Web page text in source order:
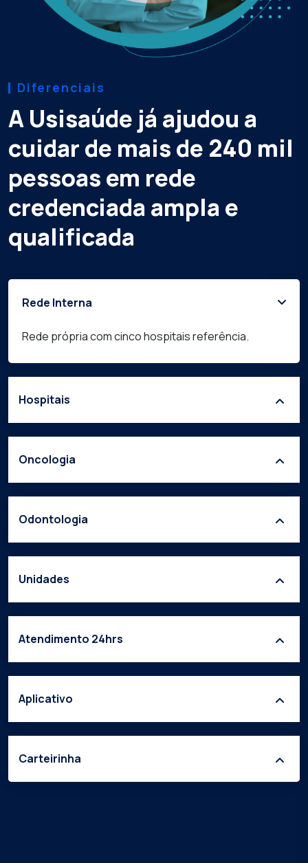
Diferenciais
A Usisaúde já ajudou a
cuidar de mais de 240 mil
pessoas em rede
credenciada ampla e
qualificada
Rede Interna
Rede própria com cinco hospitais referência.
Hospitais
Oncologia
Odontologia
Unidades
Atendimento 24hrs
Aplicativo
Carteirinha